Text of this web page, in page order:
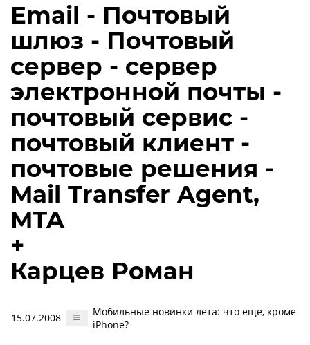
Email - Почтовый
шлюз - Почтовый
сервер - сервер
электронной почты -
почтовый сервис -
почтовый клиент -
почтовые решения -
Mail Transfer Agent,
MTA
+
Карцев Роман
15.07.2008
Мобильные новинки лета: что еще, кроме
iPhone?